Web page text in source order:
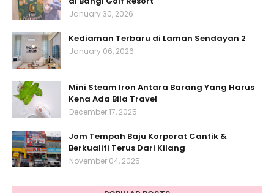
January 30, 2026
Kediaman Terbaru di Laman Sendayan 2
January 06, 2026
Mini Steam Iron Antara Barang Yang Harus
Kena Ada Bila Travel
December 17, 2025
Jom Tempah Baju Korporat Cantik &
Berkualiti Terus Dari Kilang
November 04, 2025